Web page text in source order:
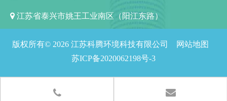
 江苏省泰兴市姚王工业南区（阳江东路）
版权所有© 2026 江苏科腾环境科技有限公司 网站地图
苏ICP备2020062198号-3